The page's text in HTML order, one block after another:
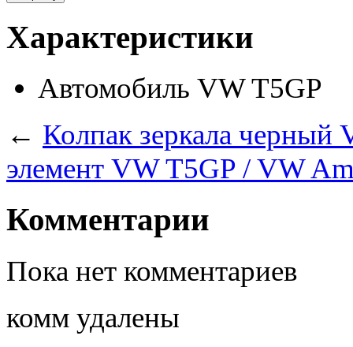
Характеристики
Автомобиль VW T5GP
← Колпак зеркала черный
элемент VW T5GP / VW
Комментарии
Пока нет комментариев
комм удалены